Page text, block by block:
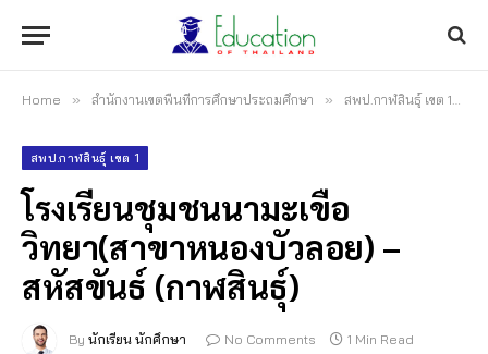
Home » สำนักงานเขตพื้นที่การศึกษาประถมศึกษา » สพป.กาฬสินธุ์ เขต 1
สพป.กาฬสินธุ์ เขต 1
โรงเรียนชุมชนนามะเขือ
วิทยา(สาขาหนองบัวลอย) –
สหัสขันธ์ (กาฬสินธุ์)
By นักเรียน นักศึกษา No Comments 1 Min Read